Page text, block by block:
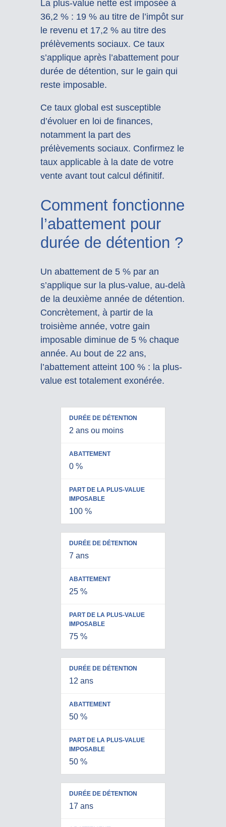
La plus-value nette est imposée à
36,2 % : 19 % au titre de l’impôt sur
le revenu et 17,2 % au titre des
prélèvements sociaux. Ce taux
s’applique après l’abattement pour
durée de détention, sur le gain qui
reste imposable.
Ce taux global est susceptible
d’évoluer en loi de finances,
notamment la part des
prélèvements sociaux. Confirmez le
taux applicable à la date de votre
vente avant tout calcul définitif.
Comment fonctionne
l’abattement pour
durée de détention ?
Un abattement de 5 % par an
s’applique sur la plus-value, au-delà
de la deuxième année de détention.
Concrètement, à partir de la
troisième année, votre gain
imposable diminue de 5 % chaque
année. Au bout de 22 ans,
l’abattement atteint 100 % : la plus-
value est totalement exonérée.
DURÉE DE
ABATTEMENT
2 ans ou moins
0 %
100 %
7 ans
25 %
75 %
12 ans
50 %
50 %
17 ans